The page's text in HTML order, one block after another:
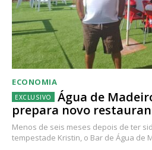
ECONOMIA
Água de
prepara novo
Menos de seis meses depois de ter
tempestade Kristin, o Bar de Água de